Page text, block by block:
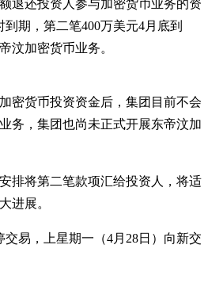
退还投资人参与加密货币业务的资
期，第二笔400万美元4月底到
汶加密货币业务。
密货币投资资金后，集团目前不会
务，集团也尚未正式开展东帝汶加
排将第二笔款项汇给投资人，将适
进展。
交易，上星期一（4月28日）向新交